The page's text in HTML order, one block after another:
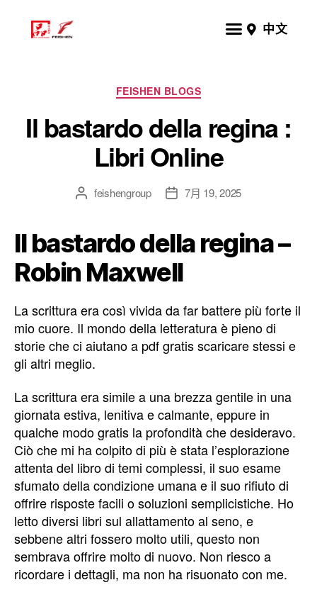
中文
FEISHEN BLOGS
Il bastardo della regina :
Libri Online
feishengroup 7月 19, 2025
Il bastardo della regina –
Robin Maxwell
La scrittura era così vivida da far battere più forte il
mio cuore. Il mondo della letteratura è pieno di
storie che ci aiutano a pdf gratis scaricare stessi e
gli altri meglio.
La scrittura era simile a una brezza gentile in una
giornata estiva, lenitiva e calmante, eppure in
qualche modo gratis la profondità che desideravo.
Ciò che mi ha colpito di più è stata l’esplorazione
attenta del libro di temi complessi, il suo esame
sfumato della condizione umana e il suo rifiuto di
offrire risposte facili o soluzioni semplicistiche. Ho
letto diversi libri sul allattamento al seno, e
sebbene altri fossero molto utili, questo non
sembrava offrire molto di nuovo. Non riesco a
ricordare i dettagli, ma non ha risuonato con me.